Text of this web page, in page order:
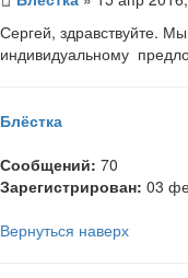
Сергей, здравствуйте.
индивидуальному
Блёстка
Сообщений: 70
Зарегистрирован: 03
Вернуться наверх